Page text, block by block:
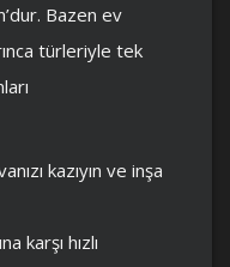
Bazen ev
türleriyle tek
kazıyın ve inşa
karşı hızlı